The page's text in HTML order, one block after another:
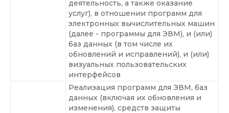
деятельность, а также оказание
услуг), в отношении программ для
электронных вычислительных машин
(далее - программы для ЭВМ), и (или)
баз данных (в том числе их
обновлений и исправлений), и (или)
визуальных пользовательских
интерфейсов
Реализация программ для ЭВМ, баз
данных (включая их обновления и
изменения), средств защиты